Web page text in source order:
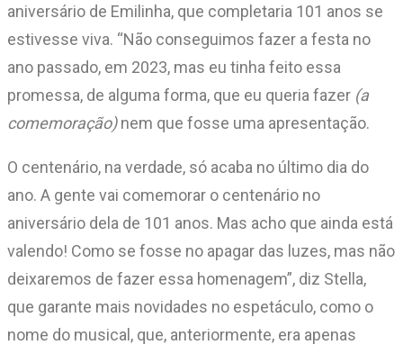
aniversário de Emilinha, que completaria 101 anos se
estivesse viva. “Não conseguimos fazer a festa no
ano passado, em 2023, mas eu tinha feito essa
promessa, de alguma forma, que eu queria fazer (a
comemoração)nem que fosse uma apresentação.
O centenário, na verdade, só acaba no último dia do
ano. A gente vai comemorar o centenário no
aniversário dela de 101 anos. Mas acho que ainda está
valendo! Como se fosse no apagar das luzes, mas não
deixaremos de fazer essa homenagem”, diz Stella,
que garante mais novidades no espetáculo, como o
nome do musical, que, anteriormente, era apenas